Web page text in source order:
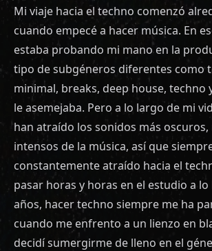
Mi viaje hacia el techno comenzó
cuando empecé a hacer música. En
estaba probando mi mano en la
tipo de subgéneros diferentes como
minimal, breaks, deep house, techno
le asemejaba. Pero a lo largo de mi
han atraído los sonidos más
intensos de la música, así que
constantemente atraído hacia el
pasar horas y horas en el estudio a
años, hacer techno siempre me ha
cuando me enfrento a un lienzo en
decidí sumergirme de lleno en el